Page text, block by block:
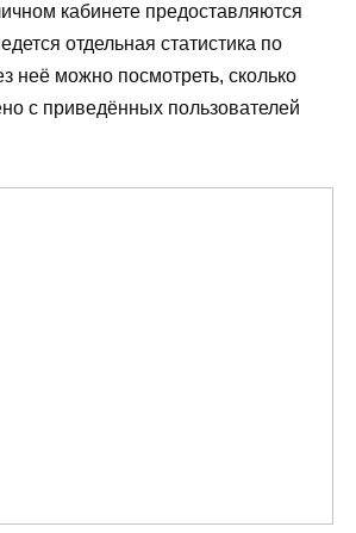
кабинете предоставляются
отдельная статистика по
неё можно посмотреть, сколько
с приведённых пользователей